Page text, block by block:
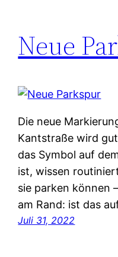
Neue
Die neue
Kantstraße wird
das Symbol auf
ist, wissen
sie parken können
am Rand: ist das
Juli 31, 2022